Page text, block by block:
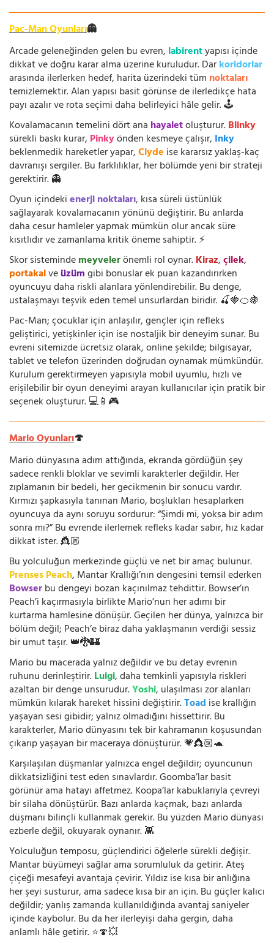
Pac-Man Oyunları👻
Arcade geleneğinden gelen bu evren, labirentyapısı içinde
dikkat ve doğru karar alma üzerine kuruludur. Darkoridorlar
arasında ilerlerken hedef, harita üzerindeki tüm noktaları
temizlemektir. Alan yapısı basit görünse de ilerledikçe hata
payı azalır ve rota seçimi daha belirleyici hâle gelir. 🕹️
Kovalamacanın temelini dört ana hayaletoluşturur.Blinky
sürekli baskı kurar, Pinkyönden kesmeye çalışır, Inky
beklenmedik hareketler yapar,Clyde ise kararsız yaklaş-kaç
davranışı sergiler. Bu farklılıklar, her bölümde yeni bir strateji
gerektirir. 👻
Oyun içindekienerji noktaları, kısa süreli üstünlük
sağlayarak kovalamacanın yönünü değiştirir. Bu anlarda
daha cesur hamleler yapmak mümkün olur ancak süre
kısıtlıdır ve zamanlama kritik öneme sahiptir. ⚡
Skor sistemindemeyvelerönemli rol oynar.Kiraz,çilek,
portakalveüzümgibi bonuslar ek puan kazandırırken
oyuncuyu daha riskli alanlara yönlendirebilir. Bu denge,
ustalaşmayı teşvik eden temel unsurlardan biridir. 🍒🍓🍊🍇
Pac-Man; çocuklar için anlaşılır, gençler için refleks
geliştirici, yetişkinler için ise nostaljik bir deneyim sunar. Bu
evreni sitemizde ücretsiz olarak, online şekilde; bilgisayar,
tablet ve telefon üzerinden doğrudan oynamak mümkündür.
Kurulum gerektirmeyen yapısıyla mobil uyumlu, hızlı ve
erişilebilir bir oyun deneyimi arayan kullanıcılar için pratik bir
seçenek oluşturur. 💻📱🎮
Mario Oyunları🍄
Mario dünyasına adım attığında, ekranda gördüğün şey
sadece renkli bloklar ve sevimli karakterler değildir. Her
zıplamanın bir bedeli, her gecikmenin bir sonucu vardır.
Kırmızı şapkasıyla tanınan Mario, boşlukları hesaplarken
oyuncuya da aynı soruyu sordurur: “Şimdi mi, yoksa bir adım
sonra mı?” Bu evrende ilerlemek refleks kadar sabır, hız kadar
dikkat ister. 👸🏼
Bu yolculuğun merkezinde güçlü ve net bir amaç bulunur.
Prenses Peach, Mantar Krallığı’nın dengesini temsil ederken
Bowserbu dengeyi bozan kaçınılmaz tehdittir. Bowser’ın
Peach’i kaçırmasıyla birlikte Mario’nun her adımı bir
kurtarma hamlesine dönüşür. Geçilen her dünya, yalnızca bir
bölüm değil; Peach’e biraz daha yaklaşmanın verdiği sessiz
bir umut taşır. 👑🐉🏰
Mario bu macerada yalnız değildir ve bu detay evrenin
ruhunu derinleştirir.Luigi, daha temkinli yapısıyla riskleri
azaltan bir denge unsurudur.Yoshi, ulaşılması zor alanları
mümkün kılarak hareket hissini değiştirir.Toad ise krallığın
yaşayan sesi gibidir; yalnız olmadığını hissettirir. Bu
karakterler, Mario dünyasını tek bir kahramanın koşusundan
çıkarıp yaşayan bir maceraya dönüştürür. 💗👸🏼🐢
Karşılaşılan düşmanlar yalnızca engel değildir; oyuncunun
dikkatsizliğini test eden sınavlardır. Goomba’lar basit
görünür ama hatayı affetmez. Koopa’lar kabuklarıyla çevreyi
bir silaha dönüştürür. Bazı anlarda kaçmak, bazı anlarda
düşmanı bilinçli kullanmak gerekir. Bu yüzden Mario dünyası
ezberle değil, okuyarak oynanır. 👾
Yolculuğun temposu, güçlendirici öğelerle sürekli değişir.
Mantar büyümeyi sağlar ama sorumluluk da getirir. Ateş
çiçeği mesafeyi avantaja çevirir. Yıldız ise kısa bir anlığına
her şeyi susturur, ama sadece kısa bir an için. Bu güçler kalıcı
değildir; yanlış zamanda kullanıldığında avantaj saniyeler
içinde kaybolur. Bu da her ilerleyişi daha gergin, daha
anlamlı hâle getirir. ⭐🍄💥